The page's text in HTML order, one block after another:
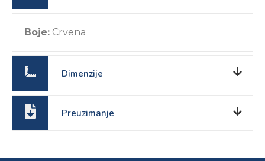
Boje: Crvena
Dimenzije
Preuzimanje